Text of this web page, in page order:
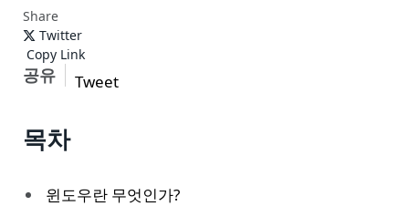
Share
Twitter
Copy Link
공유 Tweet
목차
윈도우란 무엇인가?